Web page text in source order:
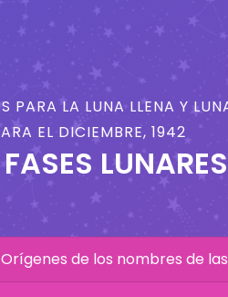
PARA LA LUNA LLENA Y
EL DICIEMBRE, 1942
LUNARES
Orígenes de los nombres de